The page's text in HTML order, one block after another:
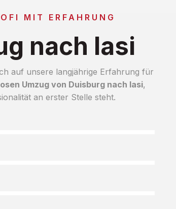
MIT ERFAHRUNG
nach Iasi
auf unsere langjährige Erfahrung für
Umzug von Duisburg nach Iasi,
an erster Stelle steht.